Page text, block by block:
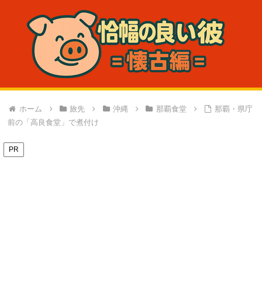
ホーム 旅先 沖縄 那覇食堂
那覇・県庁
前の「高良食堂」で煮付け
PR